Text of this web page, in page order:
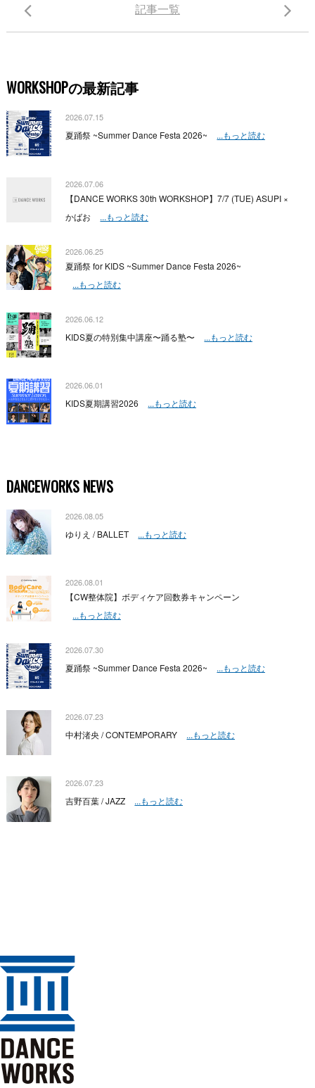
記事一覧
WORKSHOPの最新記事
2026.07.15
夏踊祭 ~Summer Dance Festa 2026~ ...もっと読む
2026.07.06
【DANCE WORKS 30th WORKSHOP】7/7 (TUE) ASUPI ×
かばお
...もっと読む
2026.06.25
夏踊祭 for KIDS ~Summer Dance Festa 2026~
...もっと読む
2026.06.12
KIDS夏の特別集中講座〜踊る塾〜 ...もっと読む
2026.06.01
KIDS夏期講習2026 ...もっと読む
DANCEWORKS NEWS
2026.08.05
ゆりえ / BALLET ...もっと読む
2026.08.01
【CW整体院】ボディケア回数券キャンペーン
...もっと読む
2026.07.30
夏踊祭 ~Summer Dance Festa 2026~ ...もっと読む
2026.07.23
中村渚央 / CONTEMPORARY ...もっと読む
2026.07.23
吉野百葉 / JAZZ ...もっと読む